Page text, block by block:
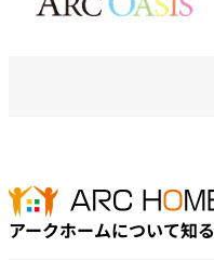
アークホームについて知る